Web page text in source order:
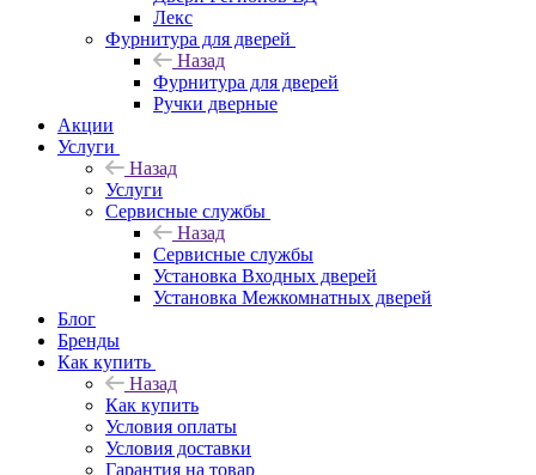
Лекс
Фурнитура для дверей
Назад
Фурнитура для дверей
Ручки дверные
Акции
Услуги
Назад
Услуги
Сервисные службы
Назад
Сервисные службы
Установка Входных дверей
Установка Межкомнатных дверей
Блог
Бренды
Как купить
Назад
Как купить
Условия оплаты
Условия доставки
Гарантия на товар